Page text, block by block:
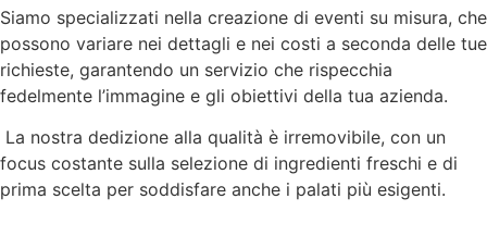
Siamo specializzati nella creazione di eventi su misura, che
possono variare nei dettagli e nei costi a seconda delle tue
richieste, garantendo un servizio che rispecchia
fedelmente l’immagine e gli obiettivi della tua azienda.
La nostra dedizione alla qualità è irremovibile, con un
focus costante sulla selezione di ingredienti freschi e di
prima scelta per soddisfare anche i palati più esigenti.